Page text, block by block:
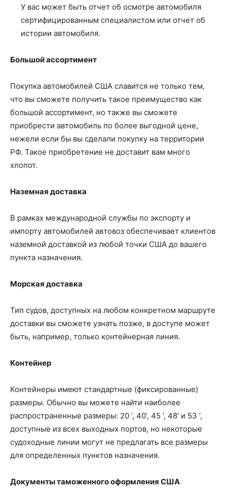
У вас может быть отчет об осмотре автомобиля
сертифицированным специалистом или отчет об
истории автомобиля.
Большой ассортимент
Покупка автомобилей США славится не только тем,
что вы сможете получить такое преимущество как
большой ассортимент, но также вы сможете
приобрести автомобиль по более выгодной цене,
нежели если бы вы сделали покупку на территории
РФ. Такое приобретение не доставит вам много
хлопот.
Наземная доставка
В рамках международной службы по экспорту и
импорту автомобилей автовоз обеспечивает клиентов
наземной доставкой из любой точки США до вашего
пункта назначения.
Морская доставка
Тип судов, доступных на любом конкретном маршруте
доставки вы сможете узнать позже, в доступе может
быть, например, только контейнерная линия.
Контейнер
Контейнеры имеют стандартные (фиксированные)
размеры. Обычно вы можете найти наиболее
распространенные размеры: 20 ‘, 40’, 45 ‘, 48’ и 53 ‘,
доступные из всех выходных портов, но некоторые
судоходные линии могут не предлагать все размеры
для определенных пунктов назначения.
Документы таможенного оформления США